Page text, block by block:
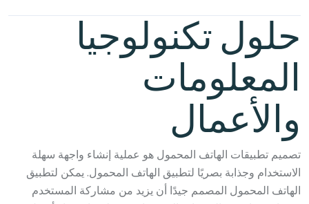
حلول تكنولوجيا
المعلومات
والأعمال
تصميم تطبيقات الهاتف المحمول هو عملية إنشاء واجهة سهلة
الاستخدام وجذابة بصريًا لتطبيق الهاتف المحمول. يمكن لتطبيق
الهاتف المحمول المصمم جيدًا أن يزيد من مشاركة المستخدم